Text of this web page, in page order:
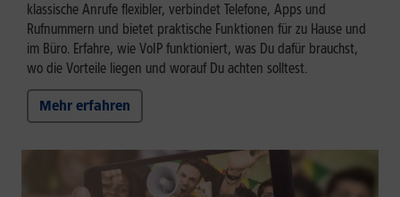
klassische Anrufe flexibler, verbindet Telefone, Apps und
Rufnummern und bietet praktische Funktionen für zu Hause und
im Büro. Erfahre, wie VoIP funktioniert, was Du dafür brauchst,
wo die Vorteile liegen und worauf Du achten solltest.
Mehr erfahren